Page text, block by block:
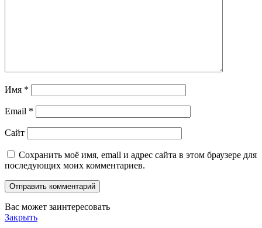
Имя *
Email *
Сайт
Сохранить моё имя, email и адрес сайта в этом браузере для
последующих моих комментариев.
Вас может заинтересовать
Закрыть